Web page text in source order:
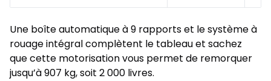
Une boîte automatique à 9 rapports et le système à
rouage intégral complètent le tableau et sachez
que cette motorisation vous permet de remorquer
jusqu’à 907 kg, soit 2 000 livres.